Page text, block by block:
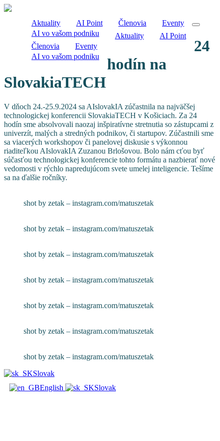
Aktuality AI Point Členovia
Eventy
AI vo vašom podniku
Aktuality
AI Point
Členovia
Eventy
AI vo vašom podniku
24
hodín na
SlovakiaTECH
V dňoch 24.-25.9.2024 sa AIslovakIA zúčastnila na najväčšej
technologickej konferencii SlovakiaTECH v Košiciach. Za 24
hodín sme absolvovali naozaj inšpiratívne stretnutia so zástupcami z
univerzít, malých a stredných podnikov, či startupov. Zúčastnili sme
sa viacerých workshopov či panelovej diskusie s výkonnou
riaditeľkou AIslovakIA Zuzanou Brlošovou. Bolo nám cťou byť
súčasťou technologickej konferencie tohto formátu a nazbierať nové
vedomosti v rýchlo napredujúcom svete umelej inteligencie. Tešíme
sa na ďalšie ročníky.
shot by zetak – instagram.com/matuszetak
shot by zetak – instagram.com/matuszetak
shot by zetak – instagram.com/matuszetak
shot by zetak – instagram.com/matuszetak
shot by zetak – instagram.com/matuszetak
shot by zetak – instagram.com/matuszetak
shot by zetak – instagram.com/matuszetak
Slovak
English
Slovak